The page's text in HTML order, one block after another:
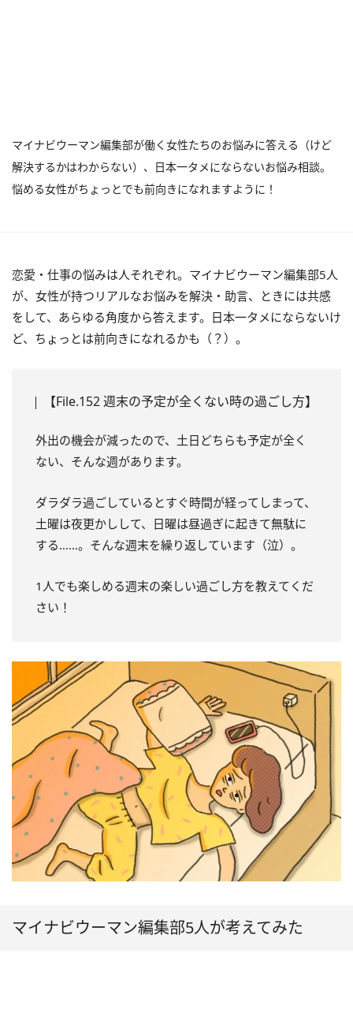
マイナビウーマン編集部が働く女性たちのお悩みに答える（けど
解決するかはわからない）、日本一タメにならないお悩み相談。
悩める女性がちょっとでも前向きになれますように！
恋愛・仕事の悩みは人それぞれ。マイナビウーマン編集部5人
が、女性が持つリアルなお悩みを解決・助言、ときには共感
をして、あらゆる角度から答えます。日本一タメにならないけ
ど、ちょっとは前向きになれるかも（？）。
【File.152 週末の予定が全くない時の過ごし方】
外出の機会が減ったので、土日どちらも予定が全く
ない、そんな週があります。
ダラダラ過ごしているとすぐ時間が経ってしまって、
土曜は夜更かしして、日曜は昼過ぎに起きて無駄に
する……。そんな週末を繰り返しています（泣）。
1人でも楽しめる週末の楽しい過ごし方を教えてくだ
さい！
マイナビウーマン編集部5人が考えてみた